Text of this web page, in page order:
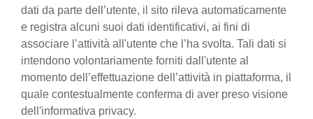
dati da parte dell’utente, il sito rileva automaticamente
e registra alcuni suoi dati identificativi, ai fini di
associare l’attività all'utente che l’ha svolta. Tali dati si
intendono volontariamente forniti dall'utente al
momento dell’effettuazione dell’attività in piattaforma, il
quale contestualmente conferma di aver preso visione
dell'informativa privacy.